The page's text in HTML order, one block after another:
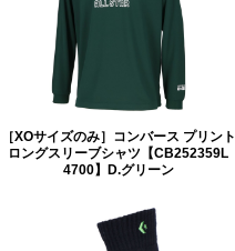
［XOサイズのみ］コンバース プリント
ロングスリーブシャツ【CB252359L
4700】D.グリーン